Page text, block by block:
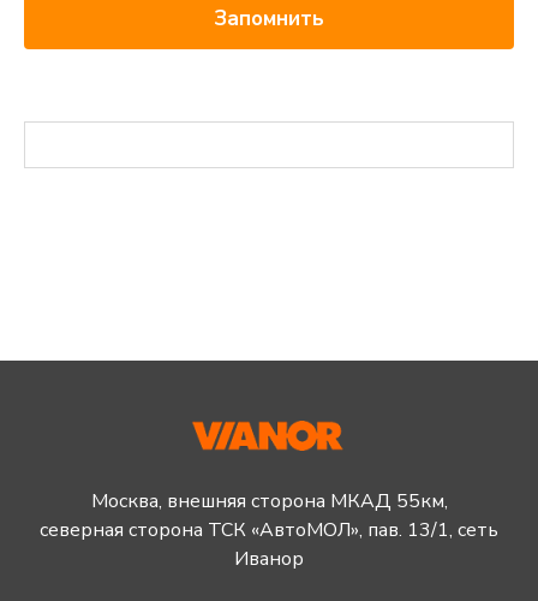
Запомнить
Москва, внешняя сторона МКАД 55км,
северная сторона ТСК «АвтоМОЛ», пав. 13/1, сеть
Иванор